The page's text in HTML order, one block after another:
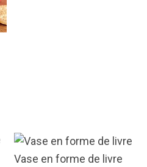
Vase en forme de livre